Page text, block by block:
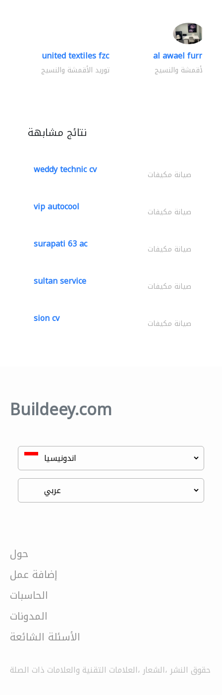
united textiles fzc
توريد الأقمشة والنسيج
al awael
الأقمشة والنسيج
نتائج مشابهة
weddy technic cv صيانة مكيفات
vip autocool صيانة مكيفات
surapati 63 ac صيانة مكيفات
sultan service صيانة مكيفات
sion cv صيانة مكيفات
Buildeey.com
حول
إضافة عمل
الحاسبات
المدونات
الأسئلة الشائعة
حقوق النشر ،الشعار ،العلامات التقنية والعلامات ذات الصلة